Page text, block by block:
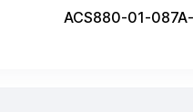
ACS880-01-